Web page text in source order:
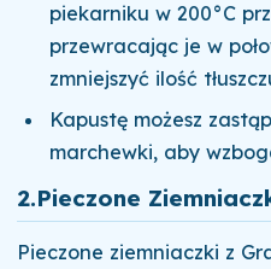
piekarniku w 200°C
przewracając je w
zmniejszyć ilość
Kapustę możesz
marchewki, aby
2.Pieczone
Pieczone ziemniaczki z